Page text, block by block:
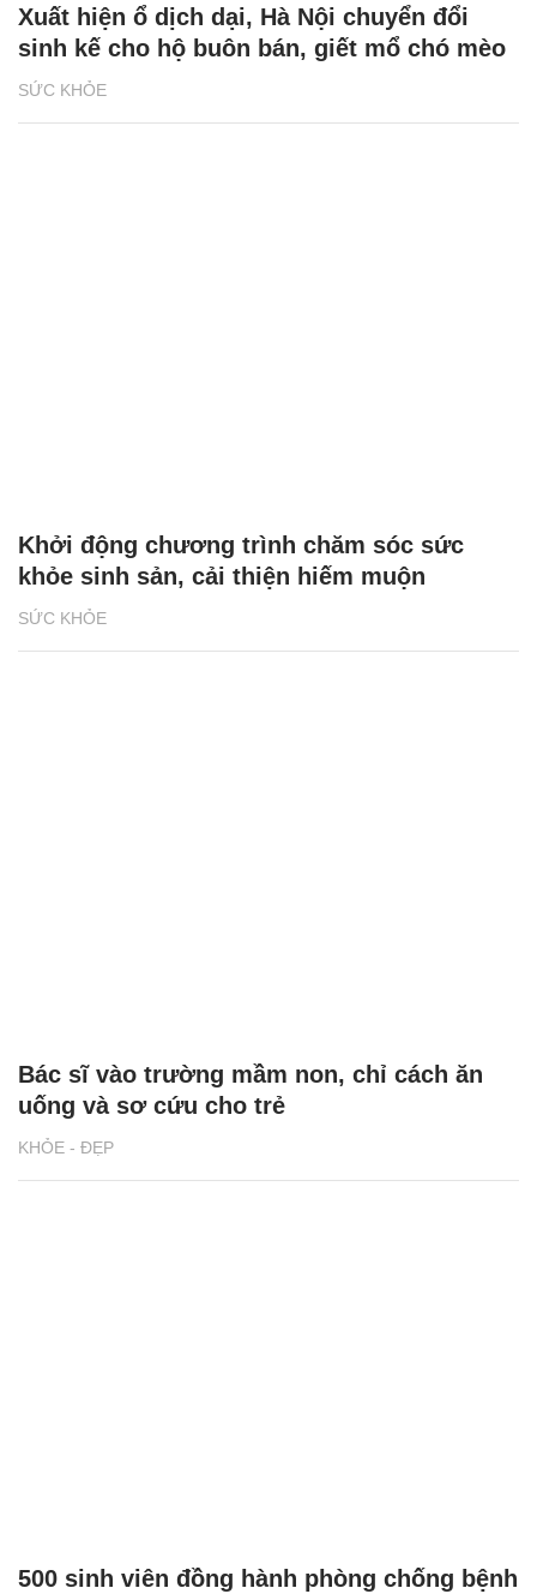
SỨC KHỎE
Xuất hiện ổ dịch dại, Hà Nội chuyển đổi
sinh kế cho hộ buôn bán, giết mổ chó mèo
SỨC KHỎE
Khởi động chương trình chăm sóc sức
khỏe sinh sản, cải thiện hiếm muộn
KHỎE - ĐẸP
Bác sĩ vào trường mầm non, chỉ cách ăn
uống và sơ cứu cho trẻ
500 sinh viên đồng hành phòng chống bệnh